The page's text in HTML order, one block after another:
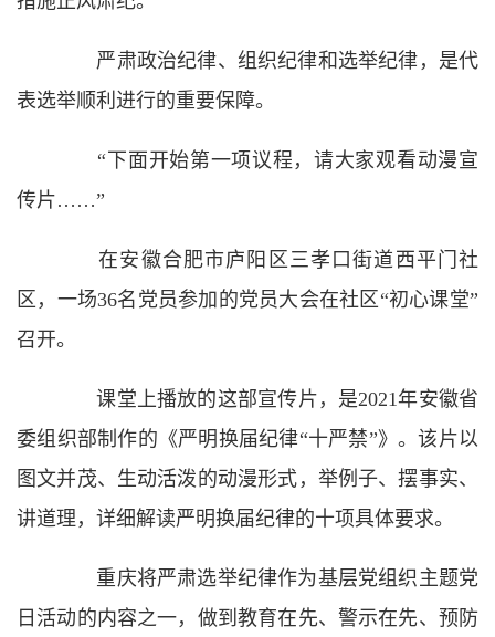
严肃政治纪律、组织纪律和选举纪律，是代
表选举顺利进行的重要保障。
“下面开始第一项议程，请大家观看动漫宣
传片……”
在安徽合肥市庐阳区三孝口街道西平门社
区，一场36名党员参加的党员大会在社区“初心课堂”
召开。
课堂上播放的这部宣传片，是2021年安徽省
委组织部制作的《严明换届纪律“十严禁”》。该片以
图文并茂、生动活泼的动漫形式，举例子、摆事实、
讲道理，详细解读严明换届纪律的十项具体要求。
重庆将严肃选举纪律作为基层党组织主题党
日活动的内容之一，做到教育在先、警示在先、预防